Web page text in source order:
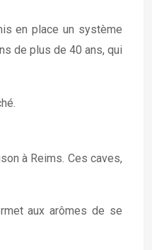
en place un système
de plus de 40 ans, qui
à Reims. Ces caves,
aux arômes de se